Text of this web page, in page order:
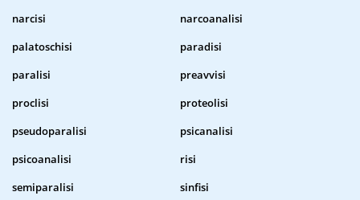
narcisi
narcoanalisi
palatoschisi
paradisi
paralisi
preavvisi
proclisi
proteolisi
pseudoparalisi
psicanalisi
psicoanalisi
risi
semiparalisi
sinfisi